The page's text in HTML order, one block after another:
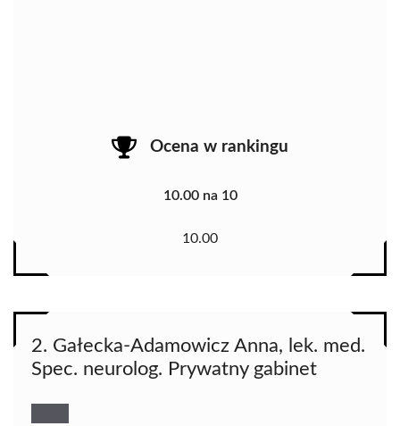
Ocena w rankingu
10.00 na 10
10.00
2. Gałecka-Adamowicz Anna, lek. med.
Spec. neurolog. Prywatny gabinet